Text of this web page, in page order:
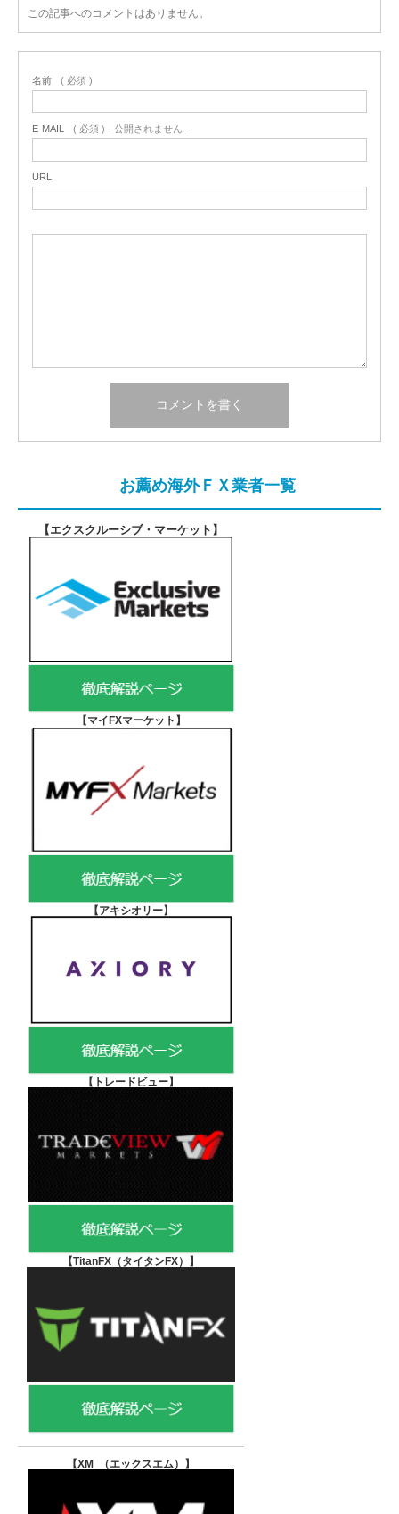
この記事へのコメントはありません。
名前 ( 必須 )
E-MAIL ( 必須 ) - 公開されません -
URL
お薦め海外ＦＸ業者一覧
【エクスクルーシブ・マーケット 】
【マイFXマーケット 】
【アキシオリー】
【 トレードビュー】
【TitanFX（タイタンFX） 】
【XM （エックスエム） 】